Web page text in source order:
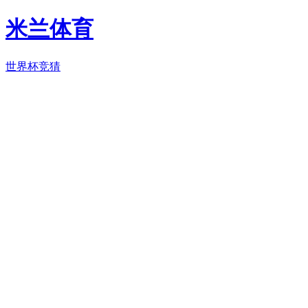
米兰体育
世界杯竞猜